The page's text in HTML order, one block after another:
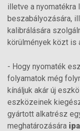
illetve a nyomatékra
beszabályozására,
kalibrálására
körülmények közt is
- Hogy nyomaték
folyamatok még
kínáljuk akár új
eszközeinek
gyártott alkatrész
meghatározására